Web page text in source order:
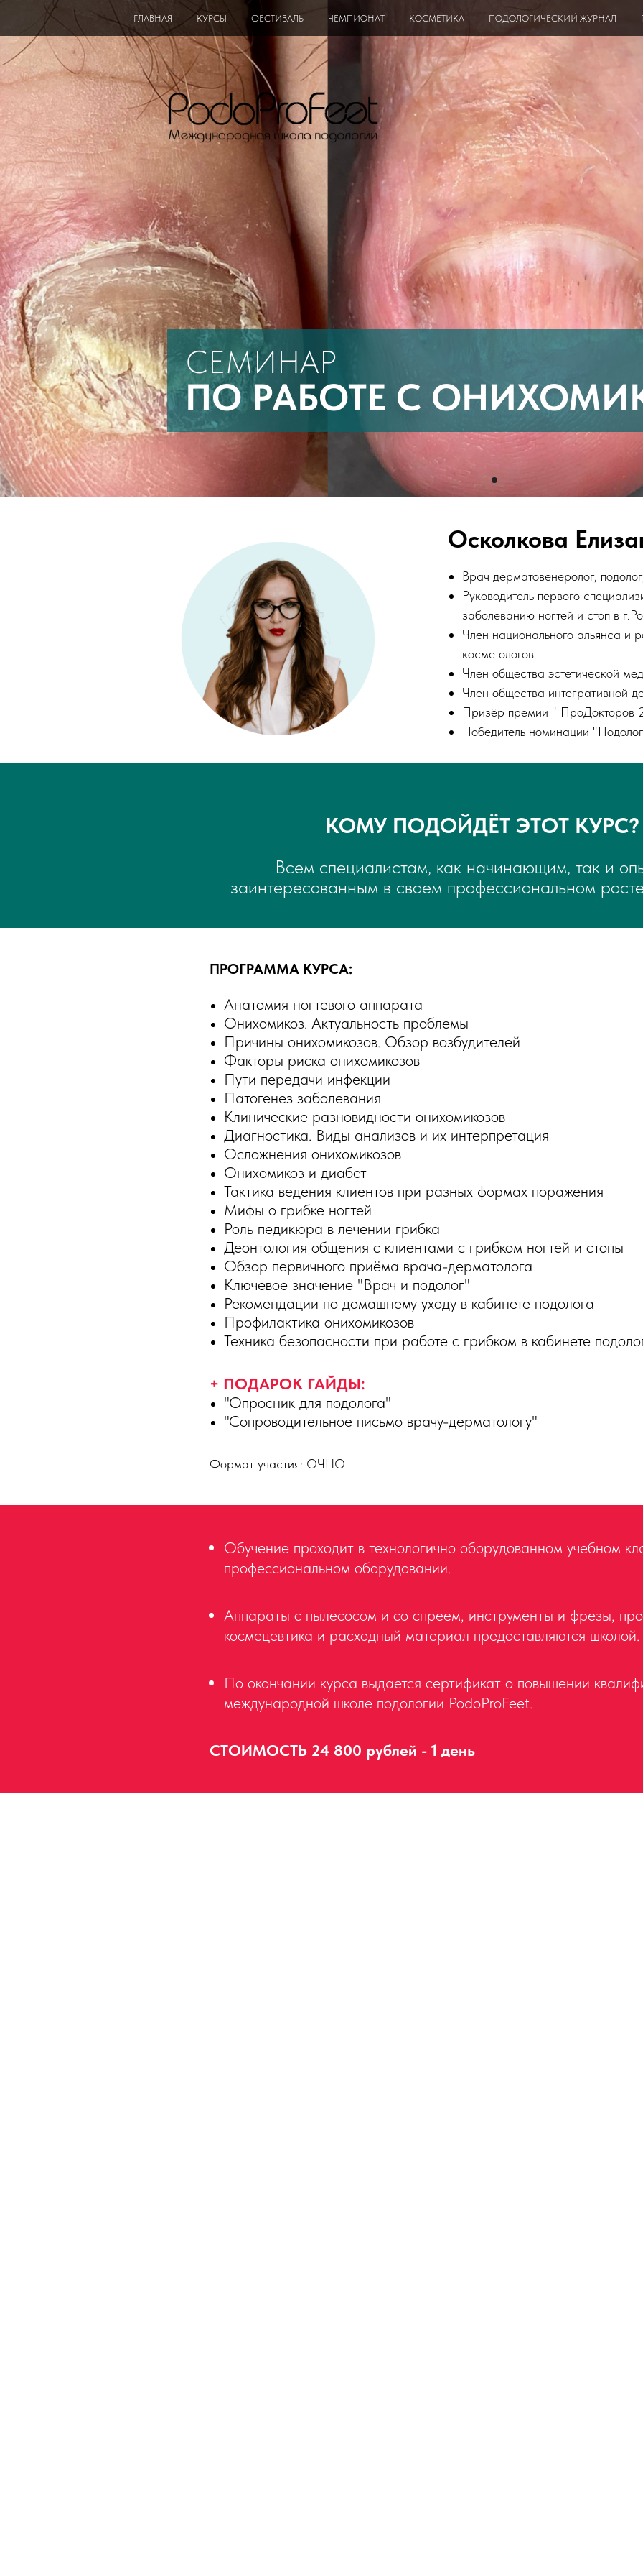
ГЛАВНАЯ КУРСЫ ФЕСТИВАЛЬ ЧЕМПИОНАТ КОСМЕТИКА ПОДОЛОГИЧЕСКИЙ ЖУРНАЛ
СЕМИНАР
ПО РАБОТЕ С
Осколкова
Врач дерматовенеролог,
Руководитель первого
заболеванию ногтей и стоп в
Член национального альянса и
косметологов
Член общества эстетической
Член общества интегративной
Призёр премии " ПроДокторов
Победитель номинации
КОМУ ПОДОЙДЁТ ЭТОТ КУРС?​
Всем специалистам, как начинающим, так и
заинтересованным в своем профессиональном
ПРОГРАММА КУРСА:
Анатомия ногтевого аппарата
Онихомикоз. Актуальность проблемы
Причины онихомикозов. Обзор возбудителей
Факторы риска онихомикозов
Пути передачи инфекции
Патогенез заболевания
Клинические разновидности онихомикозов
Диагностика. Виды анализов и их интерпретация
Осложнения онихомикозов
Онихомикоз и диабет
Тактика ведения клиентов при разных формах поражения
Мифы о грибке ногтей
Роль педикюра в лечении грибка
Деонтология общения с клиентами с грибком ногтей и стопы
Обзор первичного приёма врача-дерматолога
Ключевое значение "Врач и подолог"
Рекомендации по домашнему уходу в кабинете подолога
Профилактика онихомикозов
Техника безопасности при работе с грибком в кабинете
+ ПОДАРОК ГАЙДЫ:
"Опросник для подолога"
"Сопроводительное письмо врачу-дерматологу"
Формат участия: ОЧНО
Обучение проходит в технологично оборудованном учебном
профессиональном оборудовании.
Аппараты с пылесосом и со спреем, инструменты и фрезы,
космецевтика и расходный материал предоставляются школой.
По окончании курса выдается сертификат о повышении
международной школе подологии PodoProFeet.
СТОИМОСТЬ 24 800 рублей - 1 день